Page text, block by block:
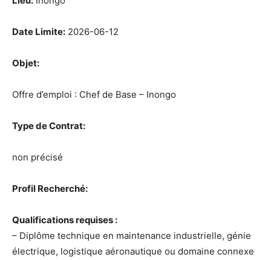
Date Limite: 2026-06-12
Objet:
Offre d’emploi : Chef de Base – Inongo
Type de Contrat:
non précisé
Profil Recherché:
Qualifications requises :
– Diplôme technique en maintenance industrielle, génie
électrique, logistique aéronautique ou domaine connexe